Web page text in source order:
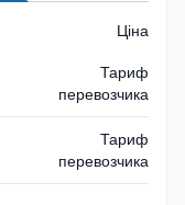
Ціна
Тариф
перевозчика
Тариф
перевозчика